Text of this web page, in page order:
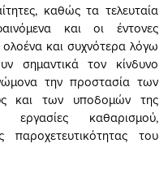
καθώς τα τελευταία
και οι έντονες
και συχνότερα λόγω
σημαντικά τον κίνδυνο
την προστασία των
και των υποδομών της
εργασίες καθαρισμού,
παροχετευτικότητας του